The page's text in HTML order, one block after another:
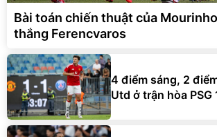
Bài toán chiến thuật của
thắng Ferencvaros
4 điểm sáng, 2
Utd ở trận hòa PSG